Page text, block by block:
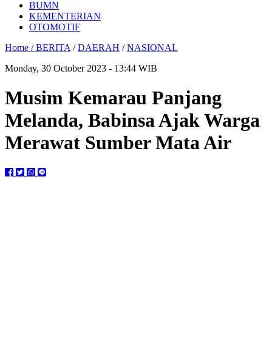
BUMN
KEMENTERIAN
OTOMOTIF
Home /BERITA /DAERAH /NASIONAL
Monday, 30 October 2023 - 13:44 WIB
Musim Kemarau Panjang
Melanda, Babinsa Ajak Warga
Merawat Sumber Mata Air